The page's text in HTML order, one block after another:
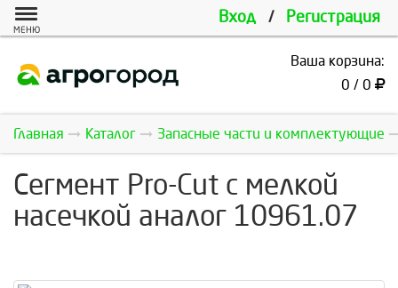
Вход / Регистрация
МЕНЮ
Ваша корзина:
0 / 0
Главная Каталог Запасные части и комплектующие
Сегмент Pro-Cut с мелкой
насечкой аналог 10961.07